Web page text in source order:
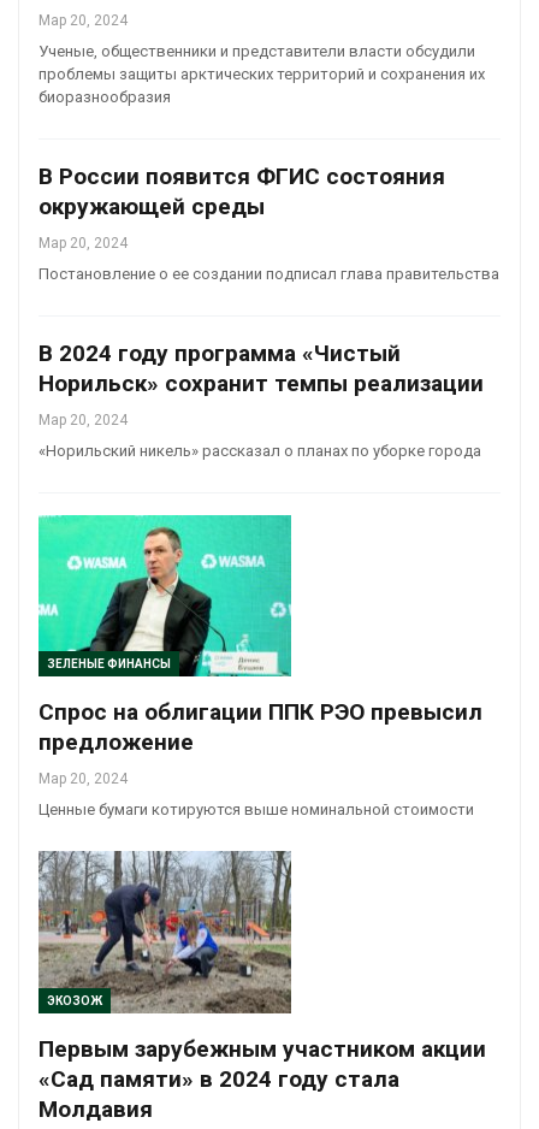
Мар 20, 2024
Ученые, общественники и представители власти обсудили
проблемы защиты арктических территорий и сохранения их
биоразнообразия
В России появится ФГИС состояния
окружающей среды
Мар 20, 2024
Постановление о ее создании подписал глава правительства
В 2024 году программа «Чистый
Норильск» сохранит темпы реализации
Мар 20, 2024
«Норильский никель» рассказал о планах по уборке города
ЗЕЛЕНЫЕ ФИНАНСЫ
Спрос на облигации ППК РЭО превысил
предложение
Мар 20, 2024
Ценные бумаги котируются выше номинальной стоимости
ЭКОЗОЖ
Первым зарубежным участником акции
«Сад памяти» в 2024 году стала
Молдавия